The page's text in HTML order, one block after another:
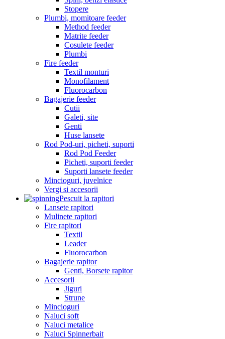
Stopere
Plumbi, momitoare feeder
Method feeder
Matrite feeder
Cosulete feeder
Plumbi
Fire feeder
Textil monturi
Monofilament
Fluorocarbon
Bagajerie feeder
Cutii
Galeti, site
Genti
Huse lansete
Rod Pod-uri, picheti, suporti
Rod Pod Feeder
Picheti, suporti feeder
Suporti lansete feeder
Mincioguri, juvelnice
Vergi si accesorii
Pescuit la rapitori
Lansete rapitori
Mulinete rapitori
Fire rapitori
Textil
Leader
Fluorocarbon
Bagajerie rapitor
Genti, Borsete rapitor
Accesorii
Jiguri
Strune
Mincioguri
Naluci soft
Naluci metalice
Naluci Spinnerbait